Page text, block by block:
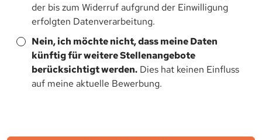
der bis zum Widerruf aufgrund der Einwilligung
erfolgten Datenverarbeitung.
Nein, ich möchte nicht, dass meine Daten
künftig für weitere Stellenangebote
berücksichtigt werden. Dies hat keinen Einfluss
auf meine aktuelle Bewerbung.